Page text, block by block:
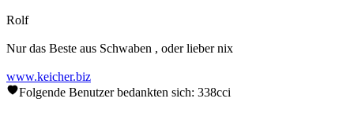
Rolf
Nur das Beste aus Schwaben , oder lieber nix
www.keicher.biz
Folgende Benutzer bedankten sich: 338cci